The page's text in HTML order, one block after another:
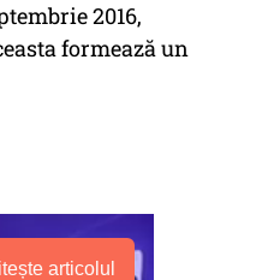
2016,
formează un
articolul